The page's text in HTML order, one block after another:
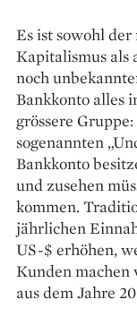
Es ist sowohl
Kapitalismus als
noch
Bankkonto alles
grössere
sogenannten
­Bankkonto
und zusehen
kommen.
jährlichen
US-$ erhöhen,
Kunden machen
aus dem Jahre